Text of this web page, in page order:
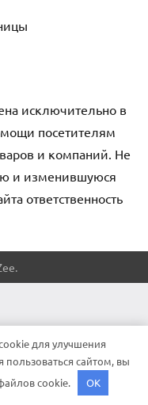
исключительно в
посетителям
и компаний. Не
и изменившуюся
ответственность
для улучшения
сайтом, вы
cookie.
OK